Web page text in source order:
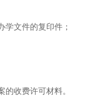
文件的复印件；
收费许可材料。